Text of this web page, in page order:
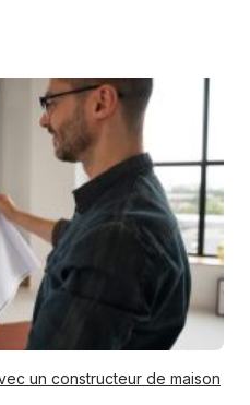
un constructeur de maison